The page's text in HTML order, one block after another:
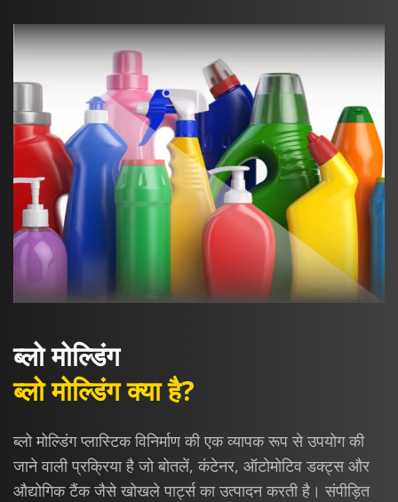
ब्लो मोल्डिंग
ब्लो मोल्डिंग क्या है?
ब्लो मोल्डिंग प्लास्टिक विनिर्माण की एक व्यापक रूप से उपयोग की
जाने वाली प्रक्रिया है जो बोतलें, कंटेनर, ऑटोमोटिव डक्ट्स और
औद्योगिक टैंक जैसे खोखले पार्ट्स का उत्पादन करती है। संपीड़ित